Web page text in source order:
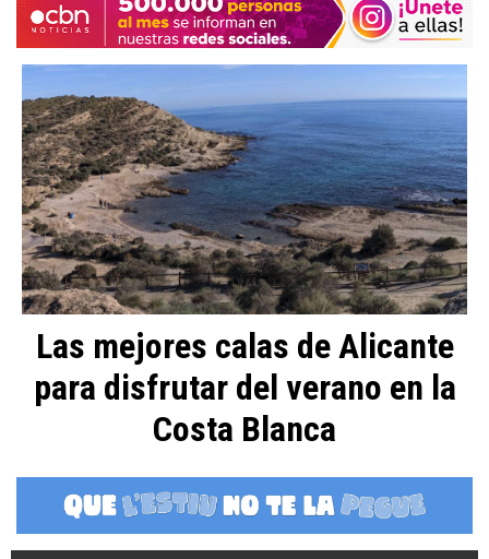
Las mejores calas de Alicante
para disfrutar del verano en la
Costa Blanca